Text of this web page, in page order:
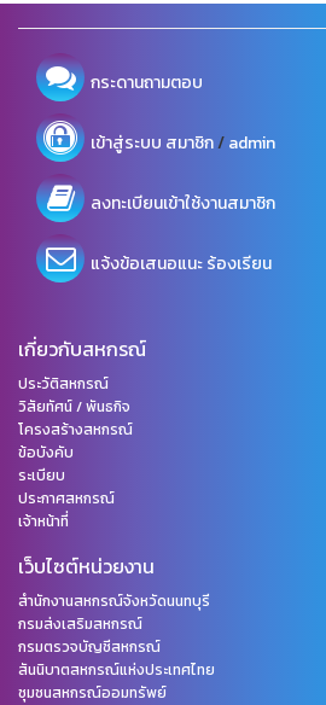
กระดานถามตอบ
เข้าสู่ระบบ สมาชิก/admin
ลงทะเบียนเข้าใช้งานสมาชิก
แจ้งข้อเสนอแนะ ร้องเรียน
เกี่ยวกับสหกรณ์
ประวัติสหกรณ์
วิสัยทัศน์ / พันธกิจ
โครงสร้างสหกรณ์
ข้อบังคับ
ระเบียบ
ประกาศสหกรณ์
เจ้าหน้าที่
เว็บไซต์หน่วยงาน
สำนักงานสหกรณ์จังหวัดนนทบุรี
กรมส่งเสริมสหกรณ์
กรมตรวจบัญชีสหกรณ์
สันนิบาตสหกรณ์แห่งประเทศไทย
ชุมชนสหกรณ์ออมทรัพย์